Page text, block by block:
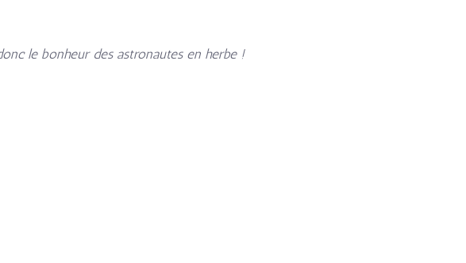
le bonheur des astronautes en herbe !